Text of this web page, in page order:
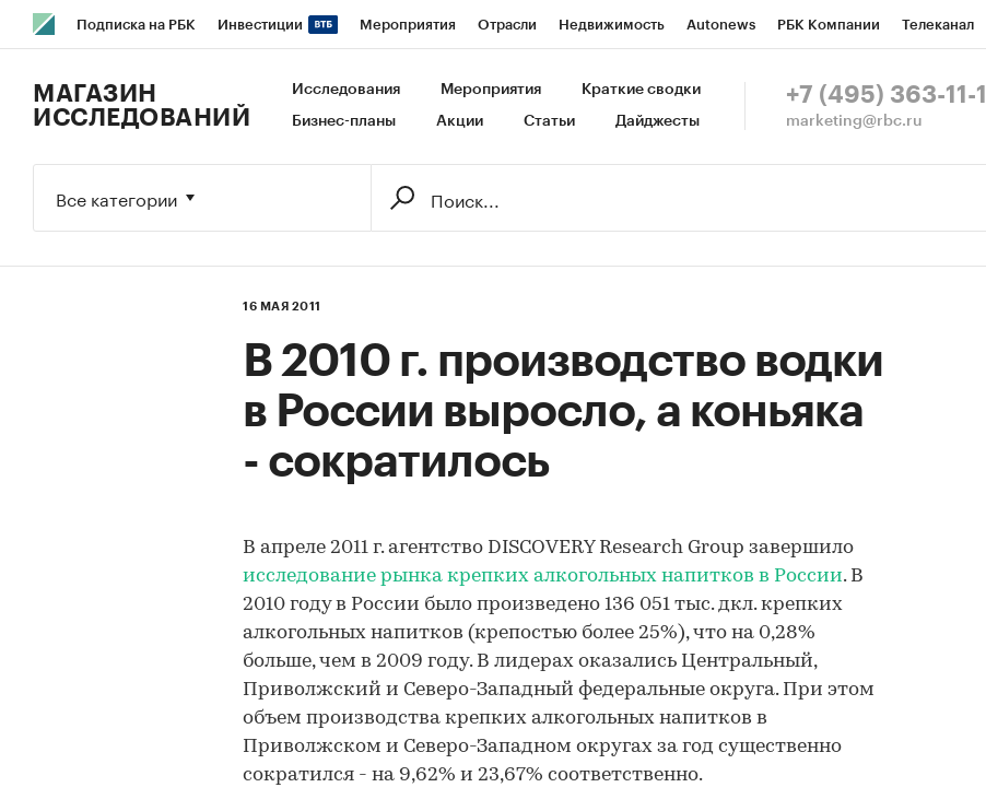
Подписка на РБК Инвестиции Мероприятия Отрасли Недвижимость Autonews РБК Компании Телеканал
Исследования Кредитные рейтинги Франшизы Газета Спецпроекты СПб Конференции СПб Спецпроекты
МАГАЗИН
ИССЛЕДОВАНИЙ
Исследования Мероприятия Краткие сводки
Бизнес-планы Акции Статьи Дайджесты
+7 (495) 363-11-
marketing@rbc.ru
Все категории
16 МАЯ 2011
В 2010 г. производство водки
в России выросло, а коньяка
- сократилось
В апреле 2011 г. агентство DISCOVERY Research Group завершило
исследование рынка крепких алкогольных напитков в России. В
2010 году в России было произведено 136 051 тыс. дкл. крепких
алкогольных напитков (крепостью более 25%), что на 0,28%
больше, чем в 2009 году. В лидерах оказались Центральный,
Приволжский и Северо-Западный федеральные округа. При этом
объем производства крепких алкогольных напитков в
Приволжском и Северо-Западном округах за год существенно
сократился - на 9,62% и 23,67% соответственно.